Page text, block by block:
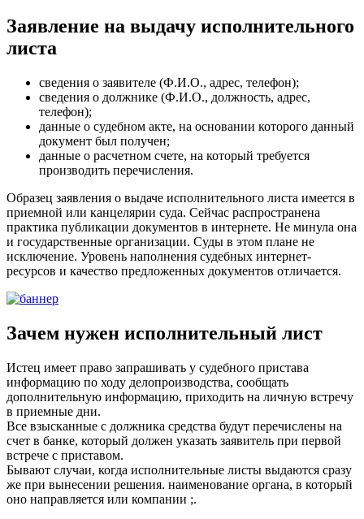
Заявление на выдачу исполнительного
листа
сведения о заявителе (Ф.И.О., адрес, телефон);
сведения о должнике (Ф.И.О., должность, адрес,
телефон);
данные о судебном акте, на основании которого данный
документ был получен;
данные о расчетном счете, на который требуется
производить перечисления.
Образец заявления о выдаче исполнительного листа имеется в
приемной или канцелярии суда. Сейчас распространена
практика публикации документов в интернете. Не минула она
и государственные организации. Суды в этом плане не
исключение. Уровень наполнения судебных интернет-
ресурсов и качество предложенных документов отличается.
Зачем нужен исполнительный лист
Истец имеет право запрашивать у судебного пристава
информацию по ходу делопроизводства, сообщать
дополнительную информацию, приходить на личную встречу
в приемные дни.
Все взысканные с должника средства будут перечислены на
счет в банке, который должен указать заявитель при первой
встрече с приставом.
Бывают случаи, когда исполнительные листы выдаются сразу
же при вынесении решения. наименование органа, в который
оно направляется или компании ;.